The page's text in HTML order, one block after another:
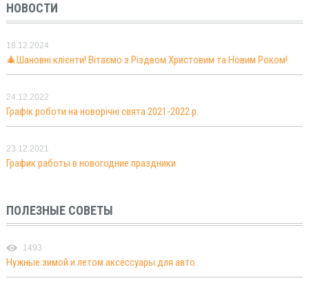
НОВОСТИ
18.12.2024
🎄Шановні клієнти! Вітаємо з Різдвом Христовим та Новим Роком!
24.12.2022
Графік роботи на новорічні свята 2021-2022 р.
23.12.2021
График работы в новогодние праздники
ПОЛЕЗНЫЕ СОВЕТЫ
1493
Нужные зимой и летом аксессуары для авто